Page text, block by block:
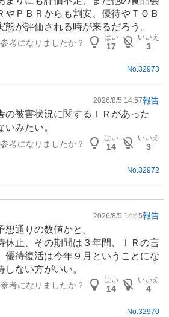
やＰＢＲからも割安、優待やＴＯＢ
が評価される時が来るだろう。
考になりましたか？
はい
17
いいえ
3
No.32973
2026/8/5 14:57報告
の被害状況に関する ＩＲ があった
みたい。
考になりましたか？
はい
14
いいえ
3
No. 32972
2026/8/5 14:45報告
通りの数値かと。
止、その期間は３年間、
ＩＲ の言
優待復活は今年９月ということにな
ない方がいい。
考になりましたか？
はい
14
いいえ
4
No.32970